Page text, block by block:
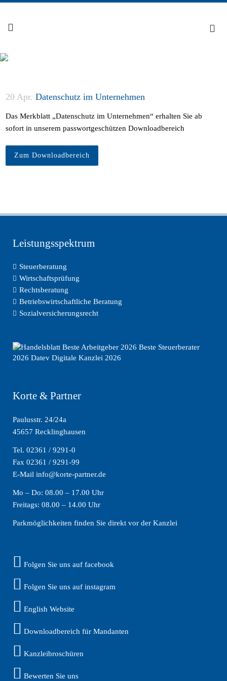
20 Apr. Datenschutz im Unternehmen
Das Merkblatt „Datenschutz im Unternehmen“ erhalten Sie ab
sofort in unserem passwortgeschützen Downloadbereich
Zum Downloadbereich
Leistungsspektrum
Steuerberatung
Wirtschaftsprüfung
Rechtsberatung
Betriebswirtschaftliche Beratung
Sozialversicherungsrecht
Korte & Partner
Paulusstr. 24/24a
45657 Recklinghausen
Tel. 02361 / 9291-0
Fax 02361 / 9291-99
E-Mail info@korte-partner.de
Mo – Do: 08.00 – 17.00 Uhr
Freitags: 08.00 – 14.00 Uhr
Parkmöglichkeiten finden Sie direkt vor der Kanzlei
Folgen Sie uns auf facebook
Folgen Sie uns auf instagram
English Website
Downloadbereich für Mandanten
Kanzleibroschüren
Bewerten Sie uns